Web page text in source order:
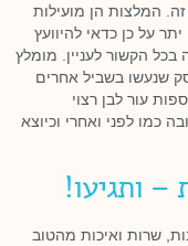
המלצות הן מועילות
על כן כדאי להיוועץ
הקשור לעניין. מומלץ
שנעשו בשביל אחרים
עור לבן רצוי
כמו לפני ואחרי וכיוצא
ותגיעו!
שרות ואיכות מהטוב